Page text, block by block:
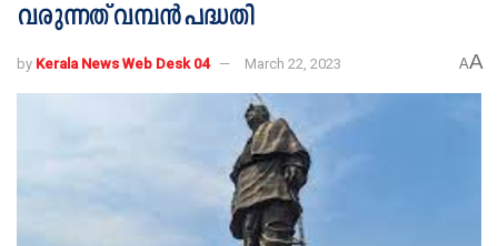
വരുന്നത് വമ്പൻ പദ്ധതി
by Kerala News Web Desk 04 March 22, 2023 AA